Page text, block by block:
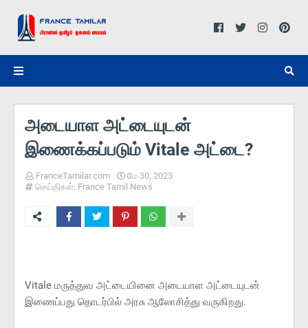
அடையாள அட்டையுடன்
இணைக்கப்படும் Vitale அட்டை?
FranceTamilar.com
மே 30, 2023
செய்திகள். France Tamil News
Vitale மருத்துவ அட்டையினை அடையாள அட்டையுடன்
இணைப்பது தொடர்பில் அரசு ஆலோசித்து வருகிறது.